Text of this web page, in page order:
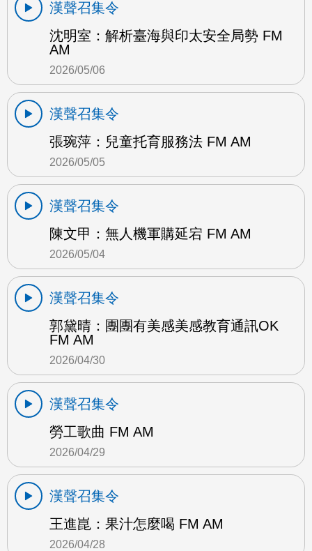
漢聲召集令
沈明室：解析臺海與印太安全局勢 FM
AM
2026/05/06
漢聲召集令
張琬萍：兒童托育服務法 FM AM
2026/05/05
漢聲召集令
陳文甲：無人機軍購延宕 FM AM
2026/05/04
漢聲召集令
郭黛晴：團團有美感美感教育通訊OK
FM AM
2026/04/30
漢聲召集令
勞工歌曲 FM AM
2026/04/29
漢聲召集令
王進崑：果汁怎麼喝 FM AM
2026/04/28